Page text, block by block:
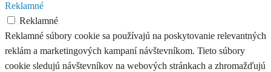
Reklamné
Reklamné
Reklamné súbory cookie sa používajú na poskytovanie relevantných
reklám a marketingových kampaní návštevníkom. Tieto súbory
cookie sledujú návštevníkov na webových stránkach a zhromažďujú